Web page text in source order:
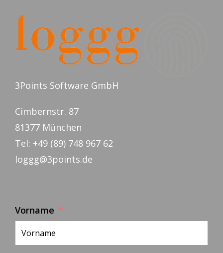
3Points Software GmbH
Cimbernstr. 87
81377 München
Tel: +49 (89) 748 967 62
loggg@3points.de
Vorname